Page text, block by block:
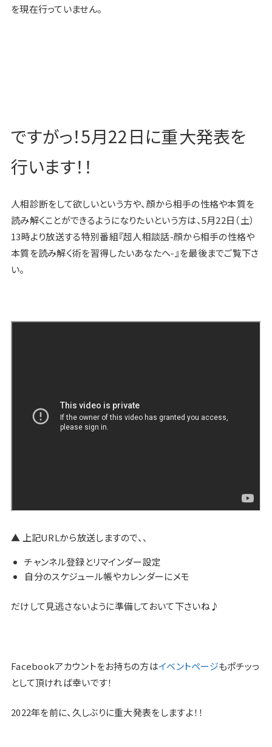
を現在行っていません。
ですがっ！5月22日に重大発表を
行います！！
人相診断をして欲しいという方や、顔から相手の性格や本質を
読み解くことができるようになりたいという方は、5月22日（土）
13時より放送する特別番組『超人相談話-顔から相手の性格や
本質を読み解く術を習得したいあなたへ-』を最後までご覧下さ
い。
▲ 上記URLから放送しますので、、
チャンネル登録とリマインダー設定
自分のスケジュール帳やカレンダーにメモ
だけして見逃さないように準備しておいて下さいね♪
Facebookアカウントをお持ちの方はイベントページもポチッっ
として頂ければ幸いです！
2022年を前に、久しぶりに重大発表をしますよ！！